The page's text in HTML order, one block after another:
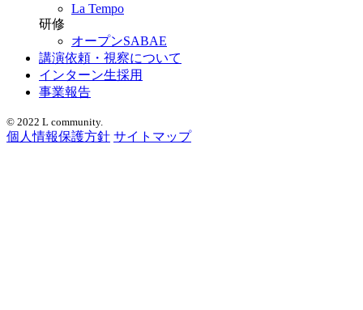
La Tempo
研修
オープンSABAE
講演依頼・視察について
インターン生採用
事業報告
© 2022 L community.
個人情報保護方針 サイトマップ